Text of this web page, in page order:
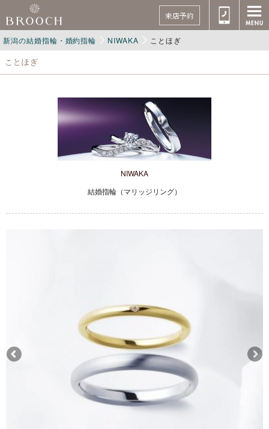
来店予約
新潟の結婚指輪・婚約指輪 NIWAKA ことほぎ
ことほぎ
NIWAKA
結婚指輪（マリッジリング）